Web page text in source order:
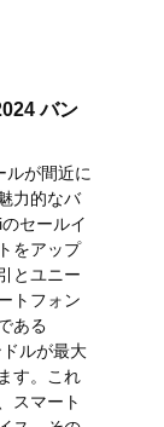
バン
ルが間近に
力的なバ
セールイ
をアップ
とユニー
トフォン
ある
ルが最大
す。これ
スマート